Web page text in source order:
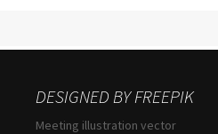
DESIGNED BY FREEPIK
Meeting illustration vector